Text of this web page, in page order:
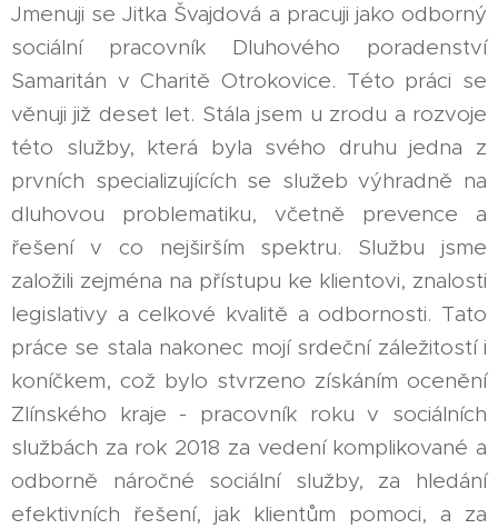
Jmenuji se Jitka Švajdová a pracuji jako odborný
sociální pracovník Dluhového poradenství
Samaritán v Charitě Otrokovice. Této práci se
věnuji již deset let. Stála jsem u zrodu a rozvoje
této služby, která byla svého druhu jedna z
prvních specializujících se služeb výhradně na
dluhovou problematiku, včetně prevence a
řešení v co nejširším spektru. Službu jsme
založili zejména na přístupu ke klientovi, znalosti
legislativy a celkové kvalitě a odbornosti. Tato
práce se stala nakonec mojí srdeční záležitostí i
koníčkem, což bylo stvrzeno získáním ocenění
Zlínského kraje - pracovník roku v sociálních
službách za rok 2018 za vedení komplikované a
odborně náročné sociální služby, za hledání
efektivních řešení, jak klientům pomoci, a za